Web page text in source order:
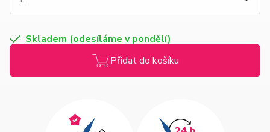
Skladem (odesíláme v pondělí)
Přidat do košíku